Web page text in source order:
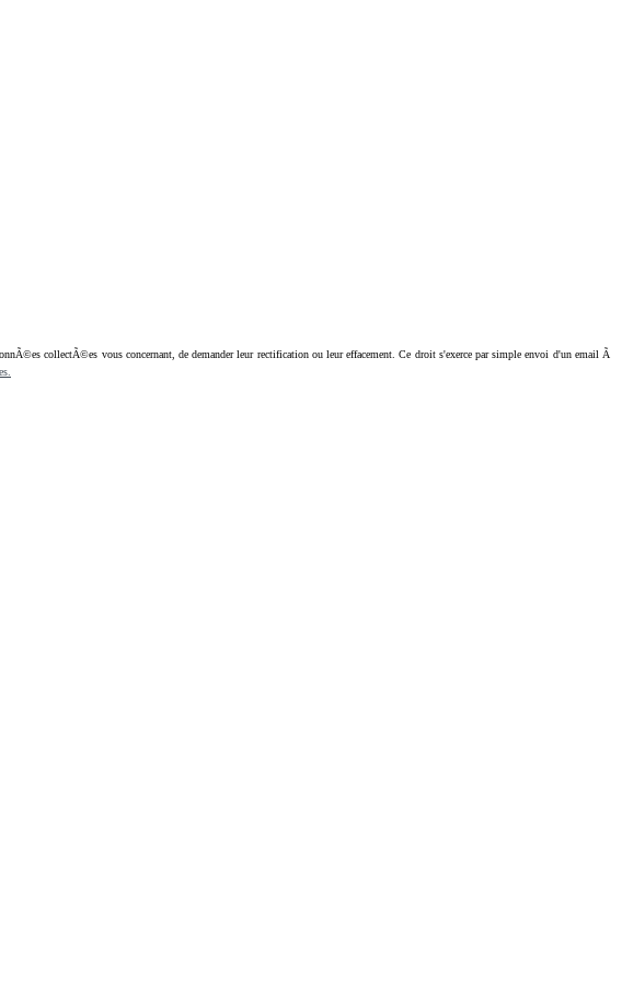
collectÃ©es vous concernant, de demander leur rectification ou leur effacement. Ce droit s'exerce par simple envoi d'un email Ã